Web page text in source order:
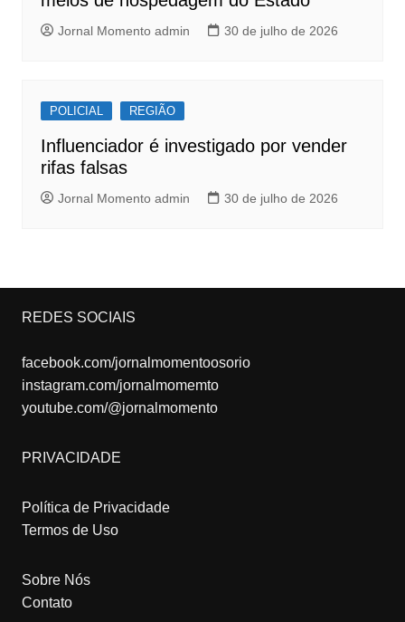
Jornal Momento admin 30 de julho de 2026
POLICIAL REGIÃO
Influenciador é investigado por vender
rifas falsas
Jornal Momento admin 30 de julho de 2026
REDES SOCIAIS
facebook.com/jornalmomentoosorio
instagram.com/jornalmomemto
youtube.com/@jornalmomento
PRIVACIDADE
Política de Privacidade
Termos de Uso
Sobre Nós
Contato